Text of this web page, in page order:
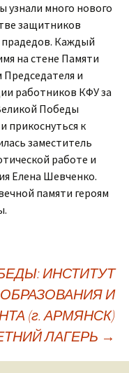
узнали много нового
защитников
прадедов. Каждый
на стене Памяти
и
работников КФУ за
Победы
прикоснуться к
заместитель
работе и
Елена Шевченко.
памяти героям
ИНСТИТУТ
И
(г. АРМЯНСК)
ЛАГЕРЬ →